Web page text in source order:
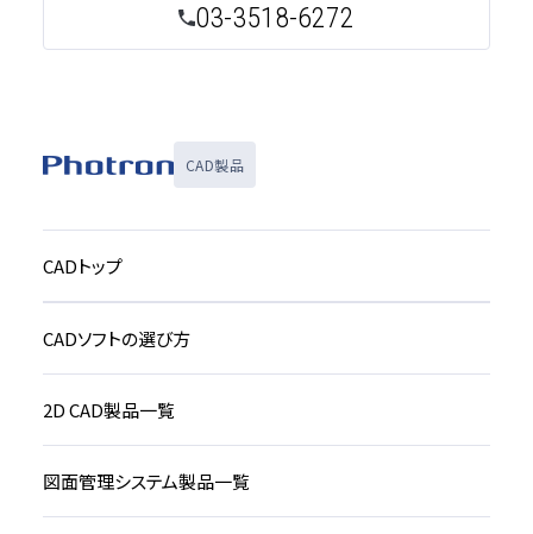
03-3518-6272
CAD製品
CADトップ
CADソフトの選び方
2D CAD製品一覧
図面管理システム製品一覧